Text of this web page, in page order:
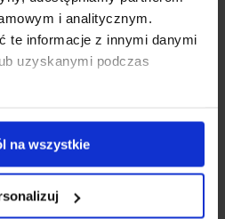
i analitycznym.
te informacje z innymi danymi
uzyskanymi podczas
na wszystkie
- até 26 g de proteína